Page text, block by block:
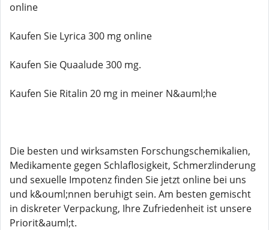
online
Kaufen Sie Lyrica 300 mg online
Kaufen Sie Quaalude 300 mg.
Kaufen Sie Ritalin 20 mg in meiner N&auml;he
Die besten und wirksamsten Forschungschemikalien,
Medikamente gegen Schlaflosigkeit, Schmerzlinderung
und sexuelle Impotenz finden Sie jetzt online bei uns
und k&ouml;nnen beruhigt sein. Am besten gemischt
in diskreter Verpackung, Ihre Zufriedenheit ist unsere
Priorit&auml;t.